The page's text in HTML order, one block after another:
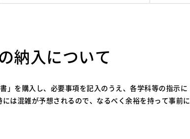
納入について
」を購入し、必要事項を記入のうえ、各学科等の指示に
は混雑が予想されるので、なるべく余裕を持って事前に